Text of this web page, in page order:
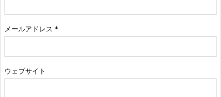
メールアドレス *
ウェブサイト